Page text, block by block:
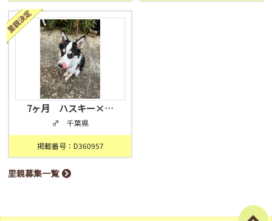
7ヶ月 ハスキー×…
♂ 千葉県
掲載番号：D360957
里親募集一覧